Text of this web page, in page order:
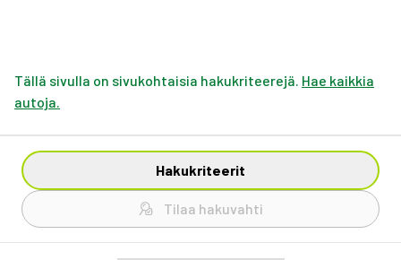
Tällä sivulla on sivukohtaisia hakukriteerejä. Hae kaikkia
autoja.
Hakukriteerit
Tilaa hakuvahti